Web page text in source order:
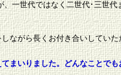
一世代ではなく二世代･三世代
ながら長くお付き合いしてい
まいりました。どんなことで